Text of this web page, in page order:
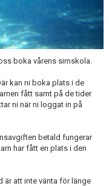
boka vårens simskola.
kan ni boka plats i de
fått samt på de tider
ni när ni loggat in på
betald fungerar
har fått en plats i den
är att inte vänta för länge